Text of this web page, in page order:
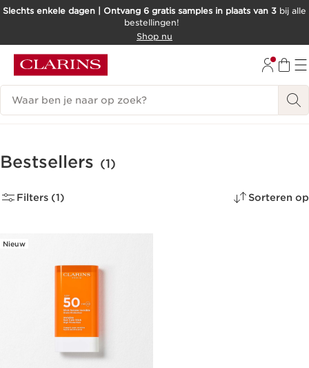
DOORGAAN NAAR INHOUD
Slechts enkele dagen | Ontvang 6 gratis samples in plaats van 3 bij alle
bestellingen!
Shop nu
Zoekgeschiedenis
Bestsellers (1)
Filters (1) Sorteren op
Nieuw